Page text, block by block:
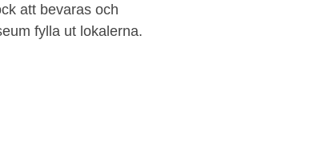
att bevaras och
fylla ut lokalerna.